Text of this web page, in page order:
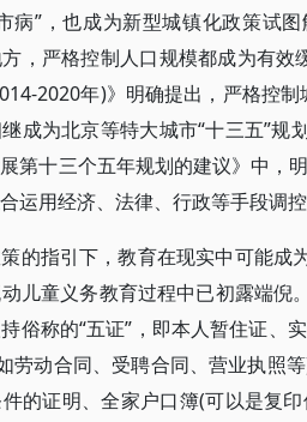
病”，也成为新型城镇化政策试
，严格控制人口规模都成为有效
2020年)》明确提出，严格控
成为北京等特大城市“十三五”
第十三个五年规划的建议》中，
运用经济、法律、行政等手段调
的指引下，教育在现实中可能成
儿童义务教育过程中已初露端
俗称的“五证”，即本人暂住证、
劳动合同、受聘合同、营业执照
的证明、全家户口簿(可以是复